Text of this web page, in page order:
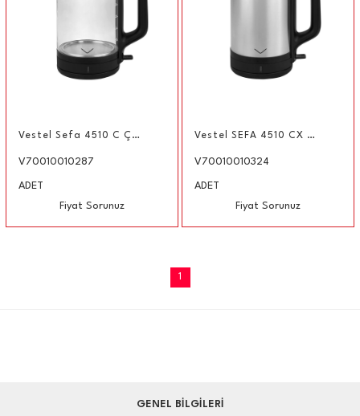
Vestel Sefa 4510 C Çay Makinesi
V70010010287
ADET
Fiyat Sorunuz
Vestel SEFA 4510 CX Çay Makinesi
V70010010324
ADET
Fiyat Sorunuz
1
GENEL BİLGİLERİ